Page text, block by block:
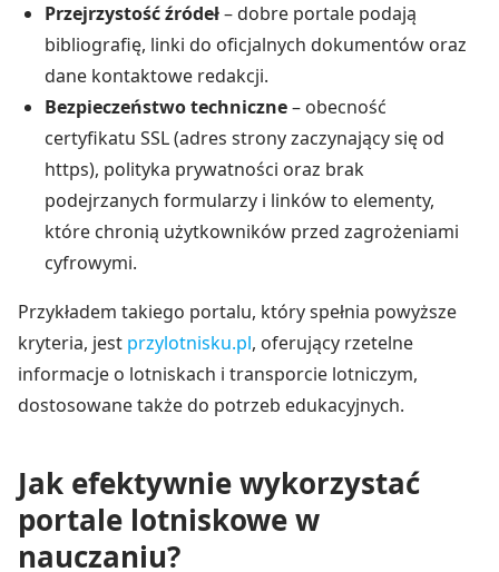
Przejrzystość źródeł– dobre portale podają
bibliografię, linki do oficjalnych dokumentów oraz
dane kontaktowe redakcji.
Bezpieczeństwo techniczne– obecność
certyfikatu SSL (adres strony zaczynający się od
https), polityka prywatności oraz brak
podejrzanych formularzy i linków to elementy,
które chronią użytkowników przed zagrożeniami
cyfrowymi.
Przykładem takiego portalu, który spełnia powyższe
kryteria, jest przylotnisku.pl, oferujący rzetelne
informacje o lotniskach i transporcie lotniczym,
dostosowane także do potrzeb edukacyjnych.
Jak efektywnie wykorzystać
portale lotniskowe w
nauczaniu?